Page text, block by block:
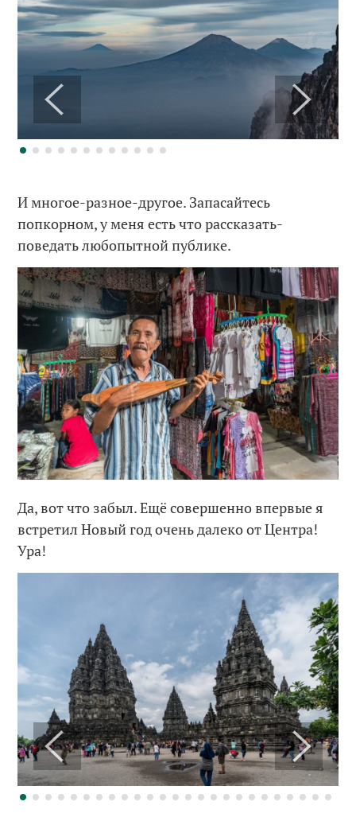
И многое-разное-другое. Запасайтесь
попкорном, у меня есть что рассказать-
поведать любопытной публике.
Да, вот что забыл. Ещё совершенно впервые я
встретил Новый год очень далеко от Центра!
Ура!